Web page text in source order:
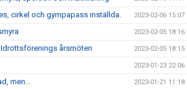
cirkel och gympapass inställda. 2023-02-06 15:07
2023-02-05 18:16
årsmöten 2023-02-05 18:15
2023-01-23 22:06
men... 2023-01-21 11:18